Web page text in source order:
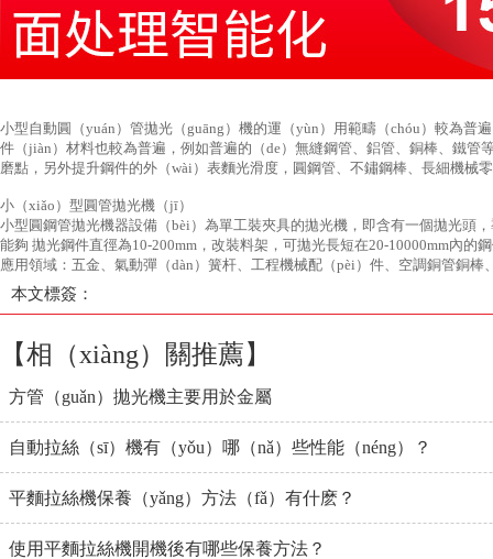
小型自動圓（yuán）管拋光（guāng）機的運（yùn）用範疇（chóu）較為普
件（jiàn）材料也較為普遍，例如普遍的（de）無縫鋼管、鋁管、銅棒、鐵管
磨點，另外提升鋼件的外（wài）表麵光滑度，圓鋼管、不鏽鋼棒、長細機械
小（xiǎo）型圓管拋光機（jī）
小型圓鋼管拋光機器設備（bèi）為單工裝夾具的拋光機，即含有一個拋光頭
能夠 拋光鋼件直徑為10-200mm，改裝料架，可拋光長短在20-10000mm內的
應用領域：五金、氣動彈（dàn）簧杆、工程機械配（pèi）件、空調銅管銅
本文標簽：
【相（xiàng）關推薦】
方管（guǎn）拋光機主要用於金屬
自動拉絲（sī）機有（yǒu）哪（nǎ）些性能（néng）？
平麵拉絲機保養（yǎng）方法（fǎ）有什麽？
使用平麵拉絲機開機後有哪些保養方法？